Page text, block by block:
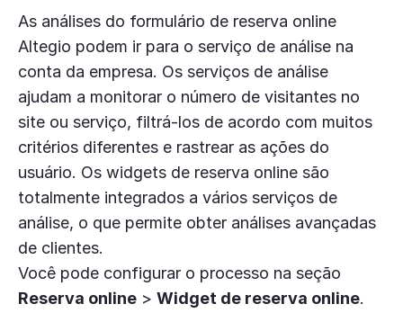
As análises do formulário de reserva online
Altegio podem ir para o serviço de análise na
conta da empresa. Os serviços de análise
ajudam a monitorar o número de visitantes no
site ou serviço, filtrá-los de acordo com muitos
critérios diferentes e rastrear as ações do
usuário. Os widgets de reserva online são
totalmente integrados a vários serviços de
análise, o que permite obter análises avançadas
de clientes.
Você pode configurar o processo na seção
Reserva online > Widget de reserva online.